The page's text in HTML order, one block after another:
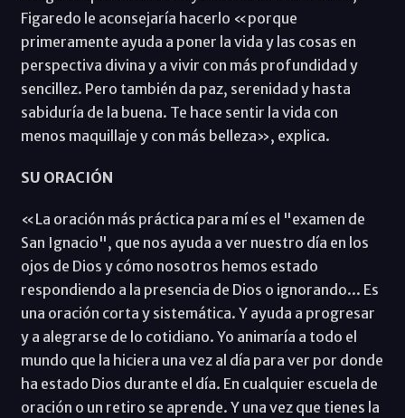
Figaredo le aconsejaría hacerlo «porque
primeramente ayuda a poner la vida y las cosas en
perspectiva divina y a vivir con más profundidad y
sencillez. Pero también da paz, serenidad y hasta
sabiduría de la buena. Te hace sentir la vida con
menos maquillaje y con más belleza», explica.
SU ORACIÓN
«La oración más práctica para mí es el "examen de
San Ignacio", que nos ayuda a ver nuestro día en los
ojos de Dios y cómo nosotros hemos estado
respondiendo a la presencia de Dios o ignorando... Es
una oración corta y sistemática. Y ayuda a progresar
y a alegrarse de lo cotidiano. Yo animaría a todo el
mundo que la hiciera una vez al día para ver por donde
ha estado Dios durante el día. En cualquier escuela de
oración o un retiro se aprende. Y una vez que tienes la